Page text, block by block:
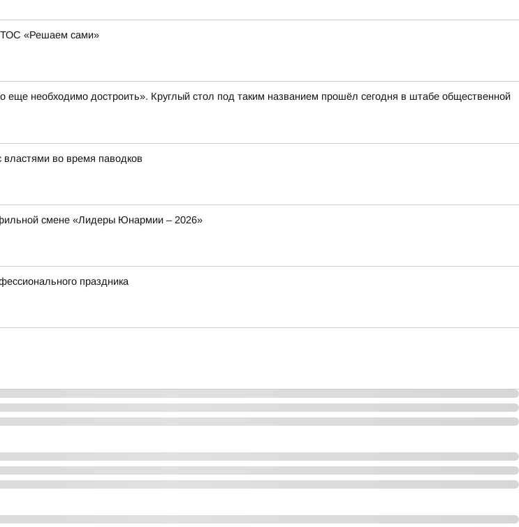
ТОС «Решаем сами»
необходимо достроить». Круглый стол под таким названием прошёл сегодня в штабе общественной
во время паводков
смене «Лидеры Юнармии – 2026»
праздника